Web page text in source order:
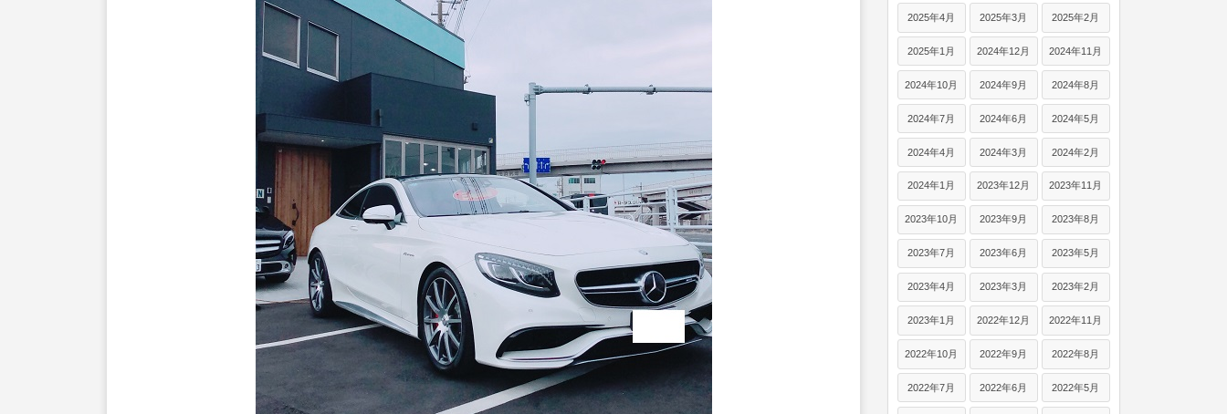
2025年4月 2025年3月 2025年2月
2025年1月 2024年12月 2024年11月
2024年10月 2024年9月 2024年8月
2024年7月 2024年6月 2024年5月
2024年4月 2024年3月 2024年2月
2024年1月 2023年12月 2023年11月
2023年10月 2023年9月 2023年8月
2023年7月 2023年6月 2023年5月
2023年4月 2023年3月 2023年2月
2023年1月 2022年12月 2022年11月
2022年10月 2022年9月 2022年8月
2022年7月 2022年6月 2022年5月